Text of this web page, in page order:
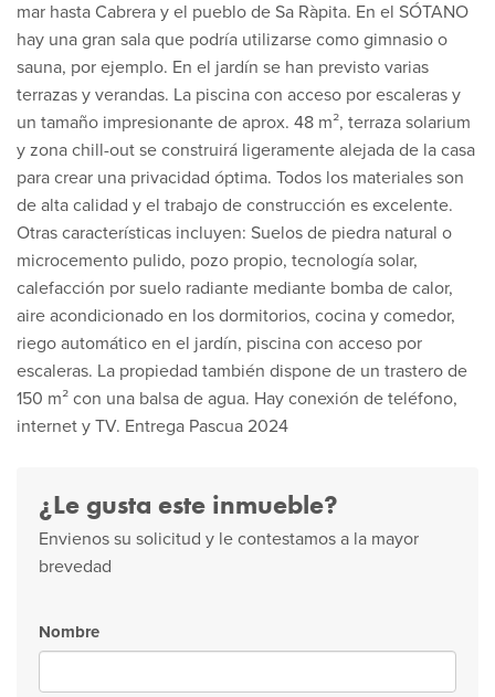
mar hasta Cabrera y el pueblo de Sa Ràpita. En el SÓTANO
hay una gran sala que podría utilizarse como gimnasio o
sauna, por ejemplo. En el jardín se han previsto varias
terrazas y verandas. La piscina con acceso por escaleras y
un tamaño impresionante de aprox. 48 m², terraza solarium
y zona chill-out se construirá ligeramente alejada de la casa
para crear una privacidad óptima. Todos los materiales son
de alta calidad y el trabajo de construcción es excelente.
Otras características incluyen: Suelos de piedra natural o
microcemento pulido, pozo propio, tecnología solar,
calefacción por suelo radiante mediante bomba de calor,
aire acondicionado en los dormitorios, cocina y comedor,
riego automático en el jardín, piscina con acceso por
escaleras. La propiedad también dispone de un trastero de
150 m² con una balsa de agua. Hay conexión de teléfono,
internet y TV. Entrega Pascua 2024
¿Le gusta este inmueble?
Envienos su solicitud y le contestamos a la mayor
brevedad
Nombre